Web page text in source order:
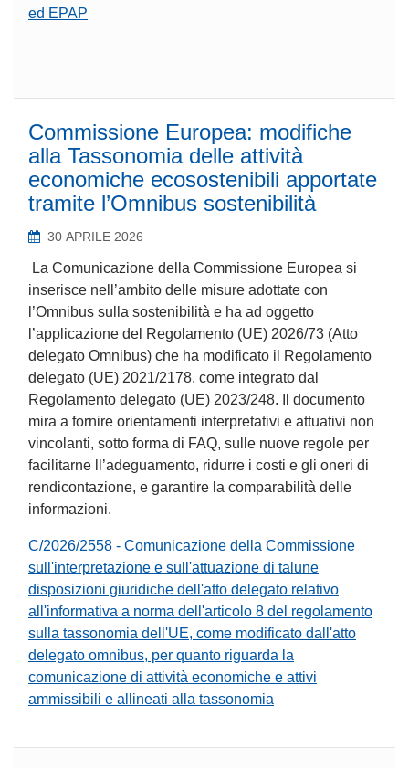
ed EPAP
Commissione Europea: modifiche
alla Tassonomia delle attività
economiche ecosostenibili apportate
tramite l’Omnibus sostenibilità
30 APRILE 2026
La Comunicazione della Commissione Europea si
inserisce nell’ambito delle misure adottate con
l’Omnibus sulla sostenibilità e ha ad oggetto
l’applicazione del Regolamento (UE) 2026/73 (Atto
delegato Omnibus) che ha modificato il Regolamento
delegato (UE) 2021/2178, come integrato dal
Regolamento delegato (UE) 2023/248. Il documento
mira a fornire orientamenti interpretativi e attuativi non
vincolanti, sotto forma di FAQ, sulle nuove regole per
facilitarne ll’adeguamento, ridurre i costi e gli oneri di
rendicontazione, e garantire la comparabilità delle
informazioni.
C/2026/2558 - Comunicazione della Commissione
sull'interpretazione e sull'attuazione di talune
disposizioni giuridiche dell'atto delegato relativo
all'informativa a norma dell'articolo 8 del regolamento
sulla tassonomia dell'UE, come modificato dall'atto
delegato omnibus, per quanto riguarda la
comunicazione di attività economiche e attivi
ammissibili e allineati alla tassonomia